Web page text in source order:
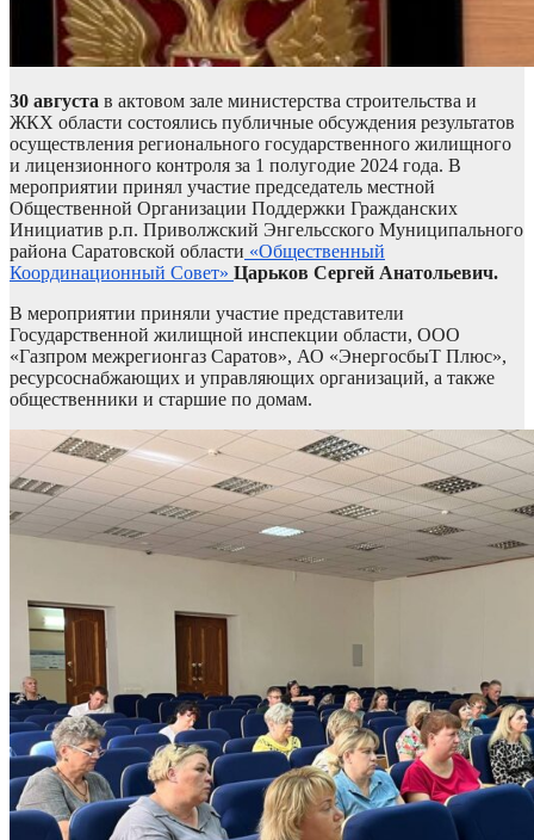
30 августа в актовом зале министерства строительства и
ЖКХ области состоялись публичные обсуждения результатов
осуществления регионального государственного жилищного
и лицензионного контроля за 1 полугодие 2024 года. В
мероприятии принял участие председатель местной
Общественной Организации Поддержки Гражданских
Инициатив р.п. Приволжский Энгельсского Муниципального
района Саратовской области «Общественный
Координационный Совет» Царьков Сергей Анатольевич.
В мероприятии приняли участие представители
Государственной жилищной инспекции области, ООО
«Газпром межрегионгаз Саратов», АО «ЭнергосбыТ Плюс»,
ресурсоснабжающих и управляющих организаций, а также
общественники и старшие по домам.